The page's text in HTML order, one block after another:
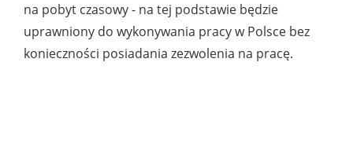
na pobyt czasowy - na tej podstawie będzie
uprawniony do wykonywania pracy w Polsce bez
konieczności posiadania zezwolenia na pracę.